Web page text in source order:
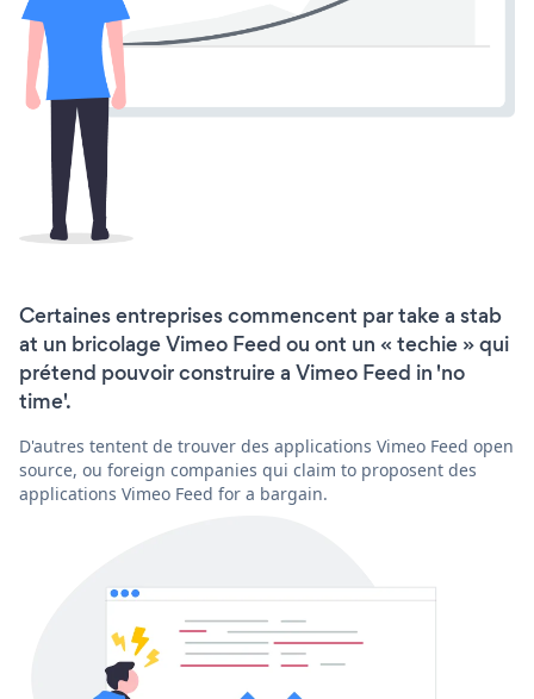
Certaines entreprises commencent par take a stab
at un bricolage Vimeo Feed ou ont un « techie » qui
prétend pouvoir construire a Vimeo Feed in 'no
time'.
D'autres tentent de trouver des applications Vimeo Feed open
source, ou foreign companies qui claim to proposent des
applications Vimeo Feed for a bargain.